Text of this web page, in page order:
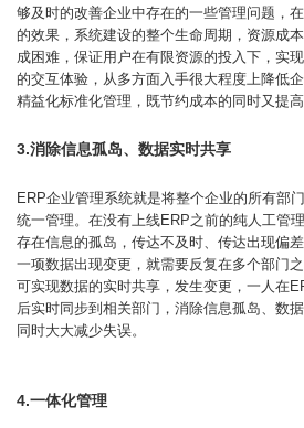
够及时的改善企业中存在的一些管理问题，
的效果，系统建设的整个生命周期，资源成
成困难，保证用户在有限资源的投入下，实
的交互体验，从多方面入手很大程度上降低
精益化标准化管理，既节约成本的同时又提高
3.消除信息孤岛、数据实时共享
ERP企业管理系统就是将整个企业的所有部
统一管理。在没有上线ERP之前的纯人工管
存在信息的孤岛，传达不及时、传达出现偏
一项数据出现变更，就需要反复在多个部门
可实现数据的实时共享，发生变更，一人在
后实时同步到相关部门，消除信息孤岛、数
同时大大减少失误。
4.一体化管理